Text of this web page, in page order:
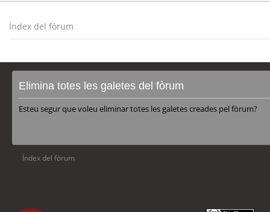
Índex del fòrum
Elimina totes les galetes del fòrum
Esteu segur que voleu eliminar totes les galetes creades pel fòrum?
Índex del fòrum